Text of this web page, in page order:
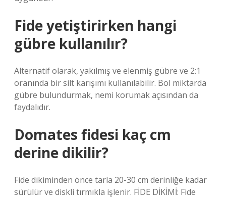
Fide yetiştirirken hangi
gübre kullanılır?
Alternatif olarak, yakılmış ve elenmiş gübre ve 2:1
oranında bir silt karışımı kullanılabilir. Bol miktarda
gübre bulundurmak, nemi korumak açısından da
faydalıdır.
Domates fidesi kaç cm
derine dikilir?
Fide dikiminden önce tarla 20-30 cm derinliğe kadar
sürülür ve diskli tırmıkla işlenir. FİDE DİKİMİ: Fide